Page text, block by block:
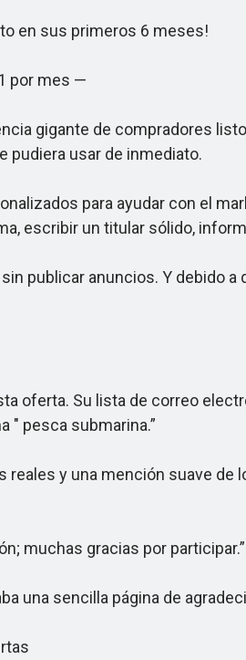
en sus primeros 6 meses!
por mes —
gigante de compradores
pudiera usar de inmediato.
para ayudar con el
escribir un titular sólido,
publicar anuncios. Y debido
oferta. Su lista de correo
" pesca submarina.”
y una mención suave de
muchas gracias por participar.”
una sencilla página de